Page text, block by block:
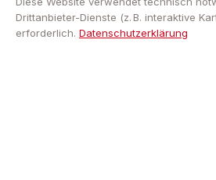
Uhr bis 18.00 Uhr,
Drittanbieter-Dienste (z. B. interaktive
erforderlich. Datenschutzerklärung